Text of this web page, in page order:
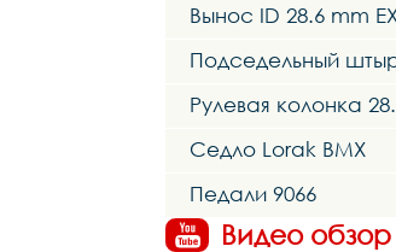
Вынос ID 28.6 mm
Подседельный
Рулевая колонка
Седло Lorak BMX
Педали 9066
Видео